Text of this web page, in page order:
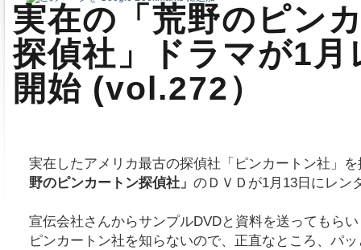
実在の「荒野のピン
探偵社」ドラマが1月
開始 (vol.272）
実在したアメリカ最古の探偵社「ピンカートン社」
野のピンカートン探偵社」 のＤＶＤが1月13日にレン
宣伝会社さんからサンプルDVDと資料を送ってもら
ピンカートン社を知らないので、正直なところ、パ